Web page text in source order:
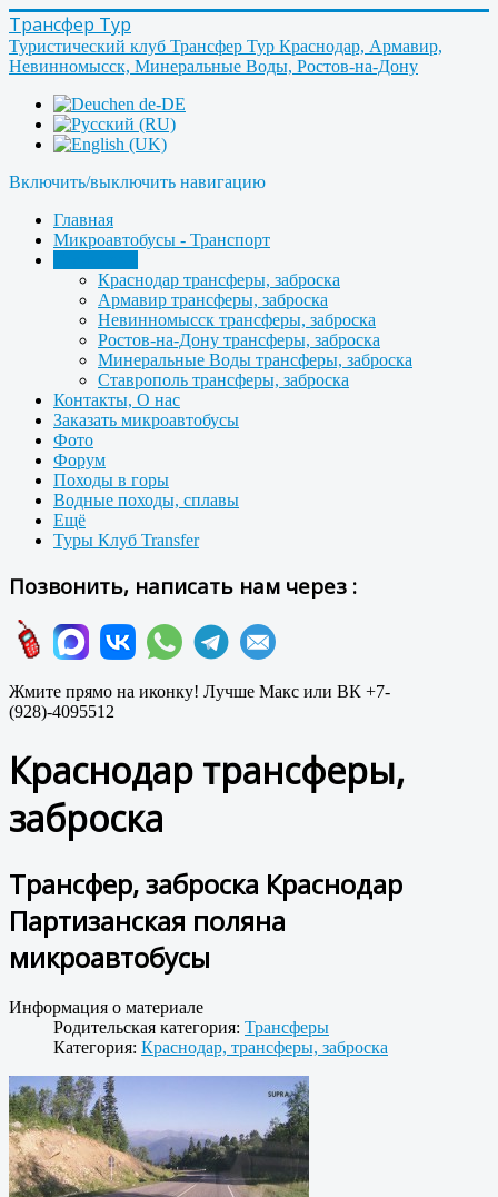
Трансфер Тур
Туристический клуб Трансфер Тур Краснодар, Армавир,
Невинномысск, Минеральные Воды, Ростов-на-Дону
Включить/выключить навигацию
Главная
Микроавтобусы - Транспорт
Краснодар трансферы, заброска
Армавир трансферы, заброска
Невинномысск трансферы, заброска
Ростов-на-Дону трансферы, заброска
Минеральные Воды трансферы, заброска
Ставрополь трансферы, заброска
Контакты, О нас
Заказать микроавтобусы
Фото
Форум
Походы в горы
Водные походы, сплавы
Ещё
Туры Клуб Transfer
Позвонить, написать нам через :
Жмите прямо на иконку! Лучше Макс или ВК +7-
(928)-4095512
Краснодар трансферы,
заброска
Трансфер, заброска Краснодар
Партизанская поляна
микроавтобусы
Информация о материале
Родительская категория: Трансферы
Категория: Краснодар, трансферы, заброска